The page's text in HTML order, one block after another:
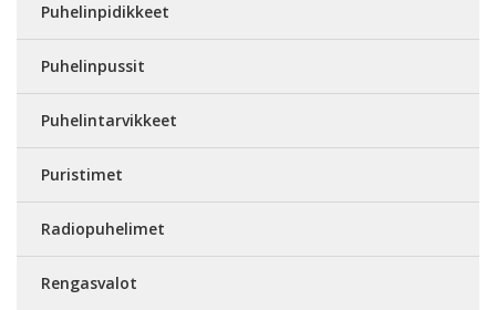
Puhelinpidikkeet
Puhelinpussit
Puhelintarvikkeet
Puristimet
Radiopuhelimet
Rengasvalot